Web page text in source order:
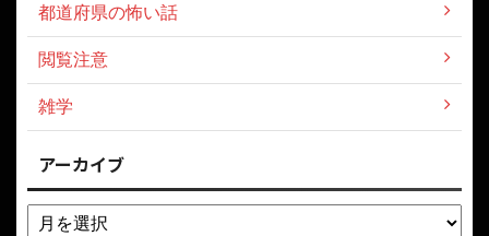
都道府県の怖い話
閲覧注意
雑学
アーカイブ